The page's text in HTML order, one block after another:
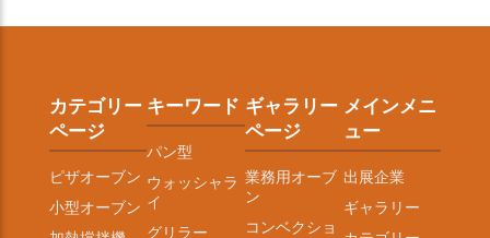
カテゴリー
ページ
ピザオーブン
小型オーブン
キーワード
パン型
ウォッシャラ
イ
グリラー
ギャラリー
ページ
業務用オーブ
ン
コンベクショ
メインメニ
ュー
出展企業
ギャラリー